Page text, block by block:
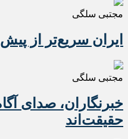
مجتبی سلگی
ایران سریع‌تر از
مجتبی سلگی
خبرنگاران، صدای
حقیقت‌اند